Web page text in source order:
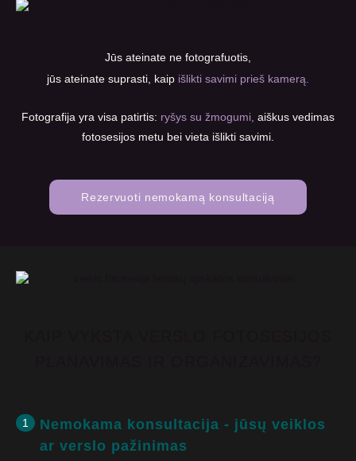
Jūs ateinate ne fotografuotis,
jūs ateinate suprasti, kaip išlikti savimi prieš kamerą.
Fotografija yra visa patirtis: ryšys su žmogumi, aiškus vedimas
fotosesijos metu bei vieta išlikti savimi.
Rezervuoti nemokamą konsultaciją
1
Nemokama konsultacija - jūsų veiklos
ar verslo pažinimas